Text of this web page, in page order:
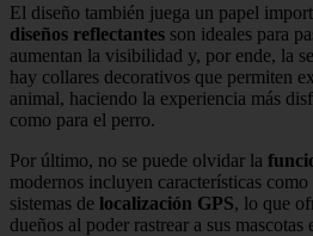
El diseño también juega un papel
diseños reflectantes son ideales para
aumentan la visibilidad y, por ende, la
hay collares decorativos que permiten
animal, haciendo la experiencia más
como para el perro.
Por último, no se puede olvidar la
modernos incluyen características como
sistemas de localización GPS, lo que
dueños al poder rastrear a sus